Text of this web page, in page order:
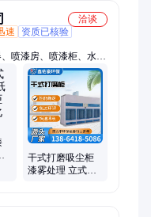
洽谈
速
资质已核验
喷漆房、喷漆柜、水帘
房、气旋塔、净化塔、
、脉冲滤芯、烘干房、
干式打磨吸尘柜
漆雾处理 立式粉